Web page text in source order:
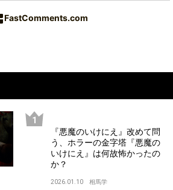
FastComments.com
『悪魔のいけにえ』改めて問
う、ホラーの金字塔『悪魔の
いけにえ』は何故怖かったの
か？
2026.01.10 相馬学